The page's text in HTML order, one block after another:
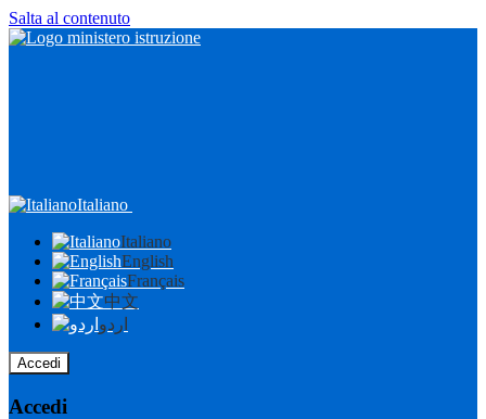
Salta al contenuto
Italiano
Italiano
English
Français
中文
اردو
Accedi
Accedi